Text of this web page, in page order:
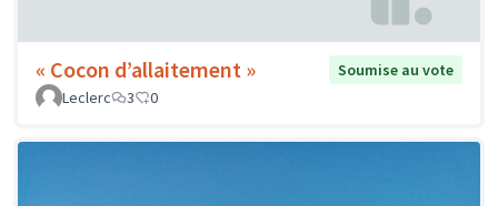
« Cocon d’allaitement »
Soumise au vote
Leclerc
3 0